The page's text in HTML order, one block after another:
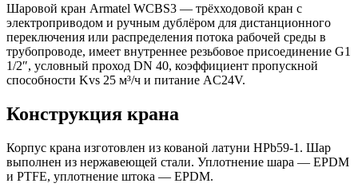
Шаровой кран Armatel WCBS3 — трёхходовой кран с
электроприводом и ручным дублёром для дистанционного
переключения или распределения потока рабочей среды в
трубопроводе, имеет внутреннее резьбовое присоединение G1
1/2″, условный проход DN 40, коэффициент пропускной
способности Kvs 25 м³/ч и питание AC24V.
Конструкция крана
Корпус крана изготовлен из кованой латуни HPb59-1. Шар
выполнен из нержавеющей стали. Уплотнение шара — EPDM
и PTFE, уплотнение штока — EPDM.